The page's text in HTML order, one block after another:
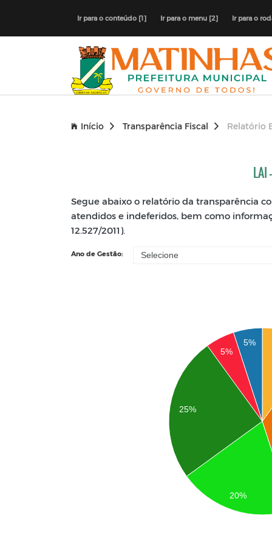
Ir para o conteúdo [1] Ir para o menu [2] Ir para o
Início Transparência Fiscal Relatório
LAI
Segue abaixo o relatório da transparência
atendidos e indeferidos, bem como
12.527/2011).
Ano de Gestão:
5%
5%
25%
20%